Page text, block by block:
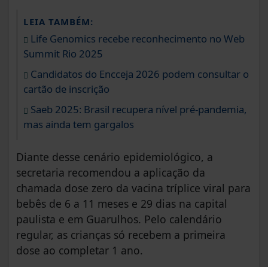
LEIA TAMBÉM:
Life Genomics recebe reconhecimento no Web
Summit Rio 2025
Candidatos do Encceja 2026 podem consultar o
cartão de inscrição
Saeb 2025: Brasil recupera nível pré-pandemia,
mas ainda tem gargalos
Diante desse cenário epidemiológico, a
secretaria recomendou a aplicação da
chamada dose zero da vacina tríplice viral para
bebês de 6 a 11 meses e 29 dias na capital
paulista e em Guarulhos. Pelo calendário
regular, as crianças só recebem a primeira
dose ao completar 1 ano.